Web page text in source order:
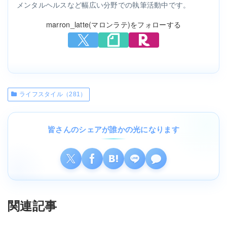
メンタルヘルスなど幅広い分野での執筆活動中です。
marron_latte(マロンラテ)をフォローする
ライフスタイル（281）
皆さんのシェアが誰かの光になります
関連記事